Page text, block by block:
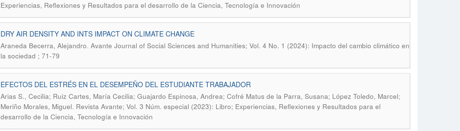
Experiencias, Reflexiones y Resultados para el desarrollo de la Ciencia, Tecnología e Innovación
DRY AIR DENSITY AND INTS IMPACT ON CLIMATE CHANGE
Araneda Becerra, Alejandro. Avante Journal of Social Sciences and Humanities; Vol. 4 No. 1 (2024): Impacto del cambio climático en
la sociedad ; 71-79
EFECTOS DEL ESTRÉS EN EL DESEMPEÑO DEL ESTUDIANTE TRABAJADOR
Arias S., Cecilia; Ruiz Cartes, María Cecilia; Guajardo Espinosa, Andrea; Cofré Matus de la Parra, Susana; López Toledo, Marcel;
Meriño Morales, Miguel. Revista Avante; Vol. 3 Núm. especial (2023): Libro; Experiencias, Reflexiones y Resultados para el
desarrollo de la Ciencia, Tecnología e Innovación